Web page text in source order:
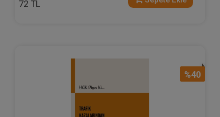
72 TL
%40